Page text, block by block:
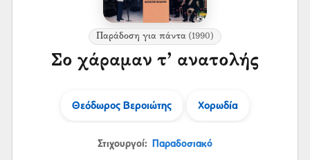
Παράδοση για πάντα (1990)
Σο χάραμαν τ’ ανατολής
Θεόδωρος Βεροιώτης Χορωδία
Στιχουργοί: Παραδοσιακό